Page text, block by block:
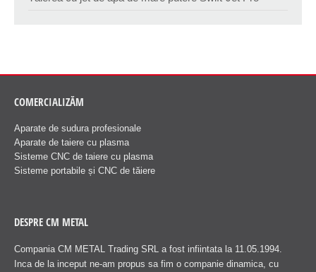
COMERCIALIZĂM
Aparate de sudura profesionale
Aparate de taiere cu plasma
Sisteme CNC de taiere cu plasma
Sisteme portabile și CNC de tăiere
DESPRE CM METAL
Compania CM METAL Trading SRL a fost infiintata la 11.05.1994.
Inca de la inceput ne-am propus sa fim o companie dinamica, cu